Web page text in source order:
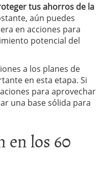
tus ahorros de la
aún puedes
en acciones para
potencial del
a los planes de
en esta etapa. Si
para aprovechar
una base sólida para
en los 60